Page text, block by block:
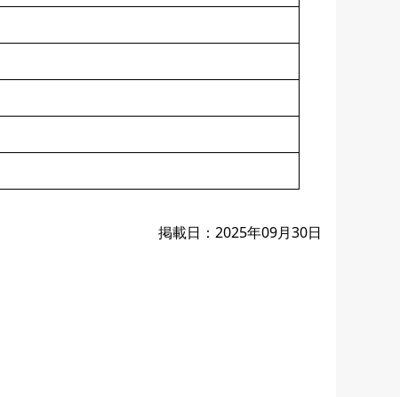
掲載日：2025年09月30日